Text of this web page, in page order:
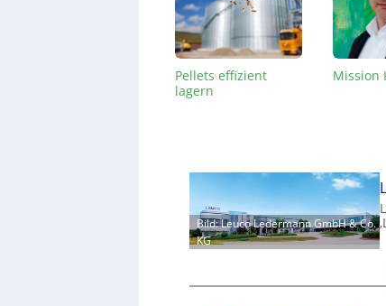
Pellets effizient
lagern
Mission
Bild: Leuco Ledermann GmbH & Co.
KG